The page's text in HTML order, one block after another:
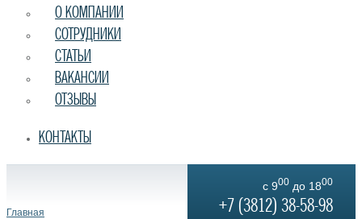
О КОМПАНИИ
СОТРУДНИКИ
СТАТЬИ
ВАКАНСИИ
ОТЗЫВЫ
КОНТАКТЫ
c 900 до 1800
+7 (3812) 38-58-98
Главная